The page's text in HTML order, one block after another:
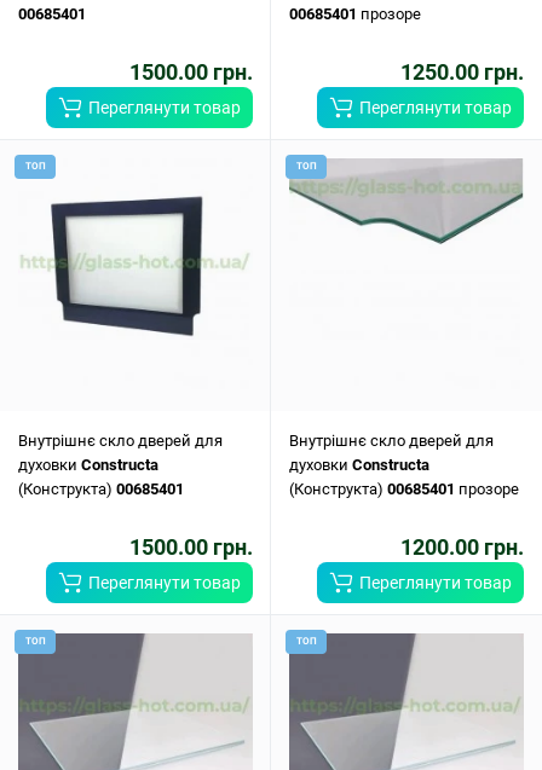
00685401
1500.00 грн.
Переглянути товар
00685401 прозоре
1250.00 грн.
Переглянути товар
ТОП
Внутрішнє скло дверей для
духовки Constructa
(Конструкта) 00685401
1500.00 грн.
Переглянути товар
ТОП
Внутрішнє скло дверей для
духовки Constructa
(Конструкта) 00685401 прозоре
1200.00 грн.
Переглянути товар
ТОП ТОП